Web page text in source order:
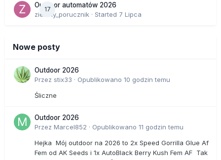
17
Outdoor automatów 2026
zielony_porucznik · Started 7 Lipca
Nowe posty
Outdoor 2026
Przez stix33 · Opublikowano 10 godzin temu
Śliczne
Outdoor 2026
Przez Marcel852 · Opublikowano 11 godzin temu
Hejka Mój outdoor na 2026 to 2x Speed Gorrilla Glue Af
Fem od AK Seeds i 1x AutoBlack Berry Kush Fem AF Tak